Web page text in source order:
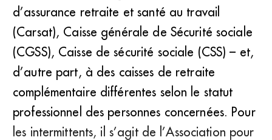
d’assurance retraite et santé au travail
(Carsat), Caisse générale de Sécurité sociale
(CGSS), Caisse de sécurité sociale (CSS) – et,
d’autre part, à des caisses de retraite
complémentaire différentes selon le statut
professionnel des personnes concernées. Pour
les intermittents, il s’agit de l’Association pour